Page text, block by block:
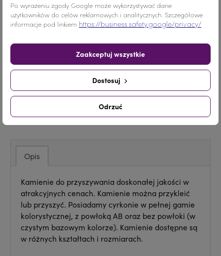
Nr.Kategorii nr. katalogowy 74b
Dodaj do koszyka
Pinterest
Opis
Kamienie do przyszywania doskonałej jakości w
atrakcyjnych cenach. Kamienie można przykleić
lub przyszyć. Posiadamy cyrkonie w pełnej gamie
kolorystycznej, z powłoką AB oraz bez powłoki (w
czystym bazowym kolorze). Kamienie dostępne są
w różnych kształtach i rozmiarach.
Po wyrażeniu zgody Google może wykorzystywać dane
użytkowników do celów reklamowych i analitycznych. Szczegółowe
informacje pod linkiem https://business.safety.google/privacy/
Odrzuć
Dostosuj
Zaakceptuj wszystkie